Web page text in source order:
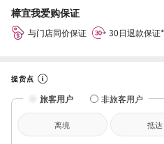
樟宜我爱购保证
与门店同价保证 30日退款保证*
提货点
旅客用户 非旅客用户
离境 抵达